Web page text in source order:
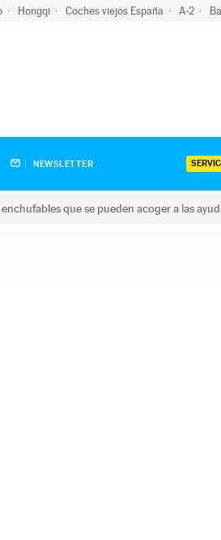
Hongqi Coches viejos España A-2
NEWSLETTER
que se pueden acoger a las